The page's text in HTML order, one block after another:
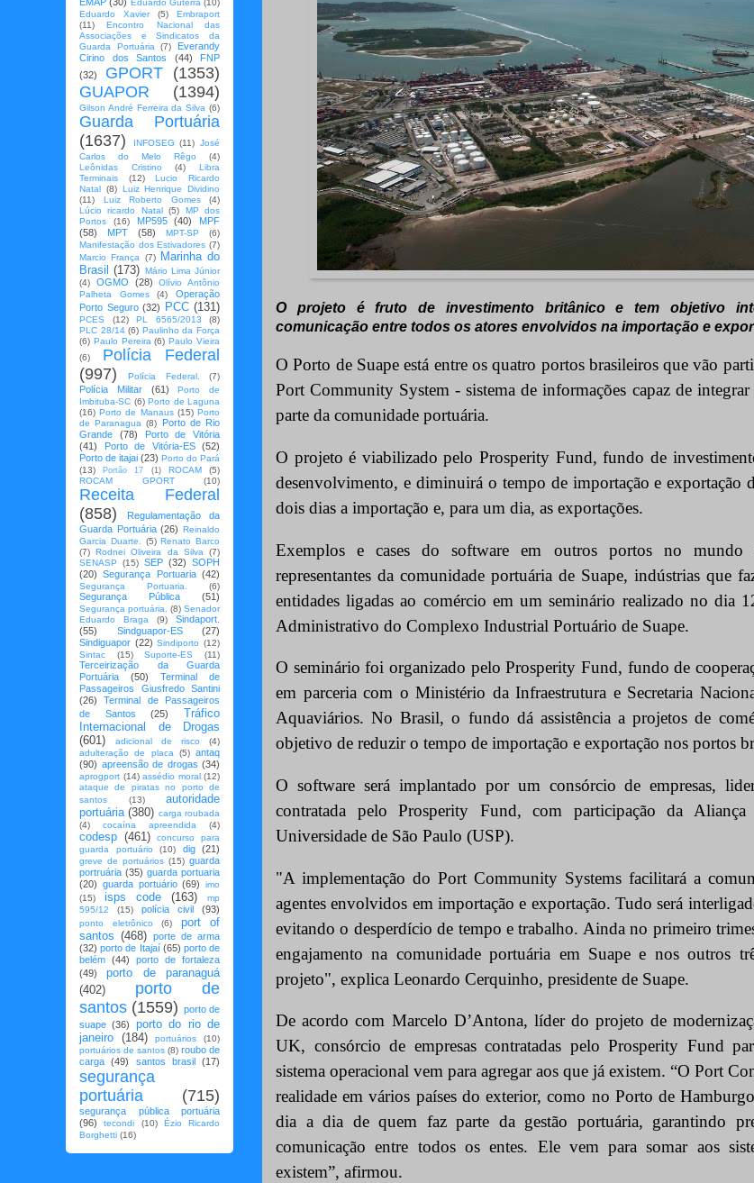
O projeto é fruto de investimento britânico e tem objetivo
comunicação entre todos os atores envolvidos na importação e
O Porto de Suape está entre os quatro portos brasileiros que vão
Port Community System - sistema de informações capaz de
parte da comunidade portuária.
O projeto é viabilizado pelo Prosperity Fund, fundo de
desenvolvimento, e diminuirá o tempo de importação e exportação
dois dias a importação e, para um dia, as exportações.
Exemplos e cases do software em outros portos no mundo
representantes da comunidade portuária de Suape, indústrias que
entidades ligadas ao comércio em um seminário realizado no dia
Administrativo do Complexo Industrial Portuário de Suape.
O seminário foi organizado pelo Prosperity Fund, fundo de
em parceria com o Ministério da Infraestrutura e Secretaria
Aquaviários. No Brasil, o fundo dá assistência a projetos de
objetivo de reduzir o tempo de importação e exportação nos portos
O software será implantado por um consórcio de empresas,
contratada pelo Prosperity Fund, com participação da
Universidade de São Paulo (USP).
"A implementação do Port Community Systems facilitará a
agentes envolvidos em importação e exportação. Tudo será
evitando o desperdício de tempo e trabalho. Ainda no primeiro
engajamento na comunidade portuária em Suape e nos outros
projeto", explica Leonardo Cerquinho, presidente de Suape.
De acordo com Marcelo D’Antona, líder do projeto de
UK, consórcio de empresas contratadas pelo Prosperity Fund
sistema operacional vem para agregar aos que já existem. “O Port
realidade em vários países do exterior, como no Porto de
dia a dia de quem faz parte da gestão portuária, garantindo
comunicação entre todos os entes. Ele vem para somar aos
existem”, afirmou.
Eduardo Guterra (10)
Eduardo Xavier
(5)
Embraport
(11)
Encontro Nacional das
Associações e Sindicatos da
Guarda Portuária
(7)
Everandy
Cirino dos Santos
(44)
FNP
(32)
GPORT (1353)
GUAPOR
(1394)
Gilson André Ferreira da Silva (6)
Guarda Portuária
(1637)
INFOSEG (11) José
Carlos do Melo Rêgo
(4)
Leônidas Cristino
(4)
Libra
Terminais
(12)
Lucio Ricardo
Natal (8) Luiz Henrique Dividino
(11)
Luiz Roberto Gomes
(4)
Lúcio ricardo Natal (5)
MP dos
Portos
(16) MP595 (40)
MPF
(58)
MPT (58) MPT-SP
(6)
Manifestação dos Estivadores (7)
Marcio França
(7)
Marinha do
Brasil
(173) Mário Lima Júnior
(4)
OGMO (28)
Olívio Antônio
Palheta Gomes
(4)
Operação
Porto Seguro (32) PCC (131)
PCES (12) PL 6565/2013
(8)
PLC 28/14 (6) Paulinho da Força
(6) Paulo Pereira (6) Paulo Vieira
(6)
Polícia Federal
(997)
Polícia Federal. (7)
Polícia Militar (61)
Porto de
Imbituba-SC (6) Porto de Laguna
(16) Porto de Manaus (15) Porto
de Paranagua (8)
Porto de Rio
Grande
(78)
Porto de Vitória
(41)
Porto de Vitória-ES
(52)
Porto de itajai (23) Porto do Pará
(13)
Portão 17 (1) ROCAM
(5)
ROCAM GPORT
(10)
Receita Federal
(858)
Regulamentação da
Guarda Portuária (26) Reinaldo
Garcia Duarte.
(5) Renato Barco
(7) Rodnei Oliveira da Silva
(7)
SENASP
(15) SEP (32) SOPH
(20)
Segurança Portuaria (42)
Segurança Portuaria. (6)
Segurança Pública (51)
Segurança portuária. (8) Senador
Eduardo Braga
(9)
Sindaport.
(55)
Sindguapor-ES
(27)
Sindiguapor (22) Sindiporto (12)
Sintac
(15) Suporte-ES (11)
Terceirização da Guarda
Portuária
(50)
Terminal de
Passageiros Giusfredo Santini
(26)
Terminal de Passageiros
de Santos
(25)
Tráfico
Internacional de Drogas
(601)
adicional de risco
(4)
adulteração de placa
(5) antaq
(90) apreensão de drogas (34)
aprogport (14) assédio moral (12)
ataque de piratas no porto de
santos
(13)
autoridade
portuária (380) carga roubada
(4)
cocaína apreendida (4)
codesp (461)
concurso para
guarda portuário
(10) dig (21)
greve de portuários (15) guarda
portruária (35) guarda portuaria
(20) guarda portuário (69)
imo
(15)
isps code (163)
mp
595/12
(15) polícia civil (93)
ponto eletrônico (6)
port of
santos (468) porte de arma
(32) porto de Itajaí (65) porto de
belém (44)
porto de fortaleza
(49)
porto de paranaguá
(402)
porto de
santos (1559) porto de
suape (36)
porto do rio de
janeiro (184) portuários
(10)
portuários de santos (8) roubo de
carga
(49) santos brasil (17)
segurança
portuária
(715)
segurança pública portuária
(96)
tecondi (10)
Ézio Ricardo
Borghetti (16)